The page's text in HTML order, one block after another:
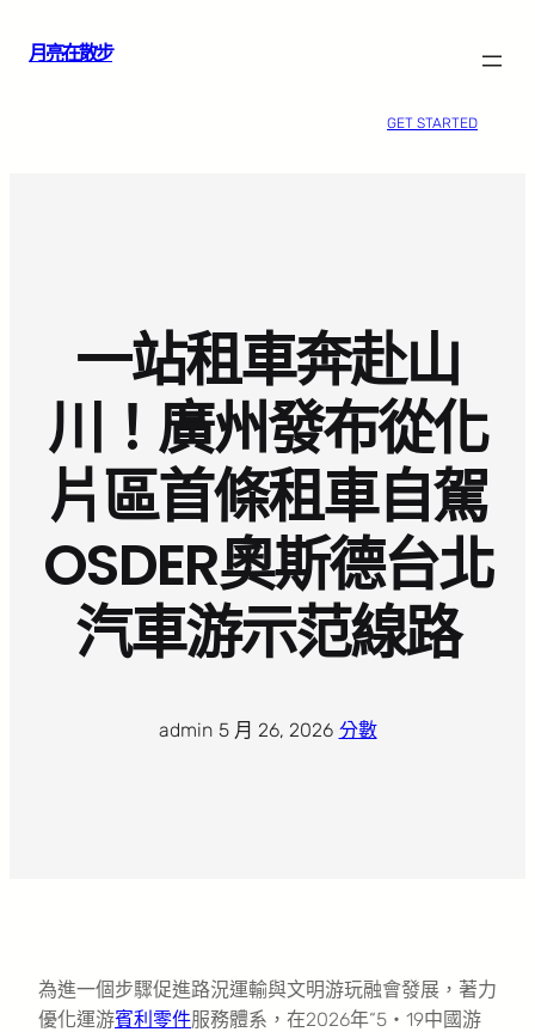
月亮在散步
GET STARTED
一站租車奔赴山
川！廣州發布從化
片區首條租車自駕
OSDER奧斯德台北
汽車游示范線路
admin· 5 月 26, 2026· 分數
為進一個步驟促進路況運輸與文明游玩融會發展，著力
優化運游賓利零件服務體系，在2026年“5・19中國游